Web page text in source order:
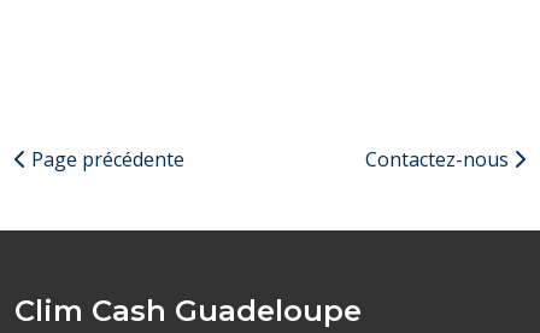
Page précédente Contactez-nous
Clim Cash Guadeloupe